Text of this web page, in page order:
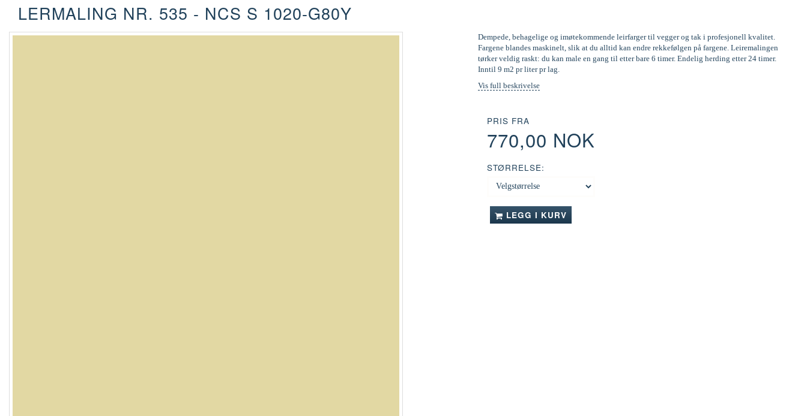
LERMALING NR. 535 - NCS S 1020-G80Y
Dempede, behagelige og imøtekommende leirfarger til vegger og tak i profesjonell kvalitet.
Fargene blandes maskinelt, slik at du alltid kan endre rekkefølgen på fargene. Leiremalingen
tørker veldig raskt: du kan male en gang til etter bare 6 timer. Endelig herding etter 24 timer.
Inntil 9 m2 pr liter pr lag.
Vis full beskrivelse
PRIS FRA
770,00 NOK
STØRRELSE:
LEGG I KURV